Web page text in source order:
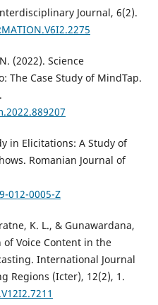
Journal, 6(2).
(2022). Science
The Case Study of MindTap.
in Elicitations: A Study of
Romanian Journal of
012-0005-Z
K. L., & Gunawardana,
of Voice Content in the
International Journal
Regions (Icter), 12(2), 1.